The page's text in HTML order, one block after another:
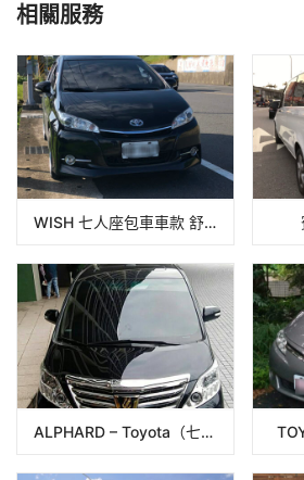
相關服務
WISH 七人座包車車款 舒適輕旅行
ALPHARD – Toyota（七人座含司機）